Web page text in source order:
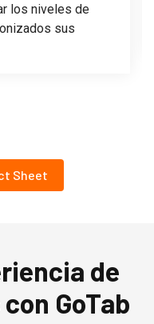
los niveles de
sus
Sheet
de
GoTab